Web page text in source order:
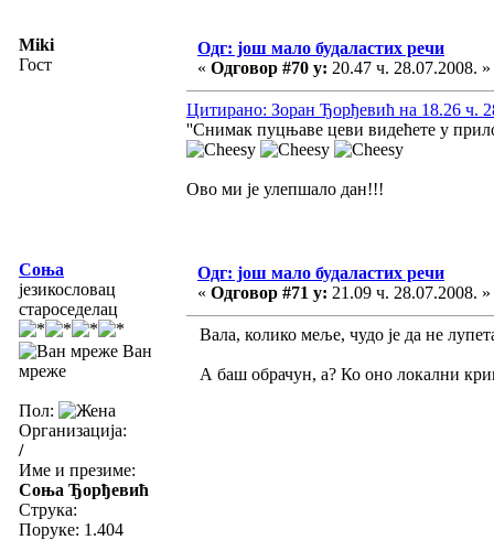
Miki
Гост
Одг: још мало будаластих речи
« Одговор #70 у: 20.47 ч. 28.07.2008. »
Цитирано: Зоран Ђорђевић на 18.26 ч.
''Снимак пуцњаве цеви видећете у
Ово ми је улепшало дан!!!
Соња
језикословац
староседелац
Ван
мреже
Пол:
Организација:
/
Име и презиме:
Соња Ђорђевић
Струка:
Поруке: 1.404
Одг: још мало будаластих речи
« Одговор #71 у: 21.09 ч. 28.07.2008. »
Вала, колико меље, чудо је да не
А баш обрачун, а? Ко оно локални